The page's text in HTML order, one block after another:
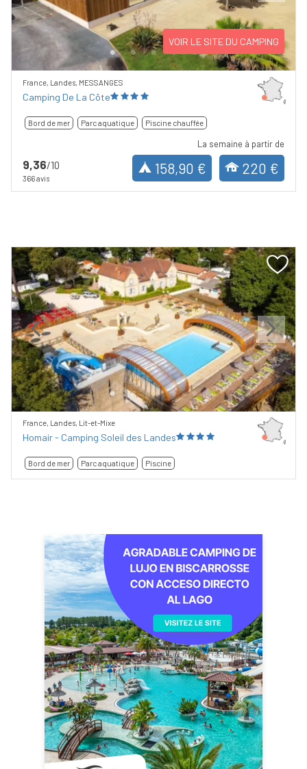
VOIR LE SITE DU CAMPING
France, Landes, MESSANGES
Camping De La Côte
Bord de mer Parc aquatique Piscine chauffée
9,36/10
366 avis
La semaine à partir de
158,90 € 220 €
Previous Next
France, Landes, Lit-et-Mixe
Homair - Camping Soleil des Landes
Bord de mer Parc aquatique Piscine